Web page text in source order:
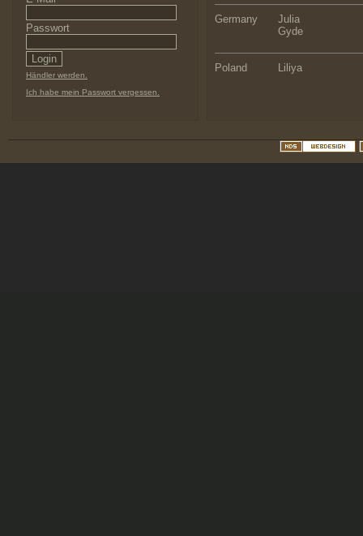
Passwort
Händler werden.
Ich habe mein Passwort vergessen.
Germany
Julia
Gyde
Poland Liliya